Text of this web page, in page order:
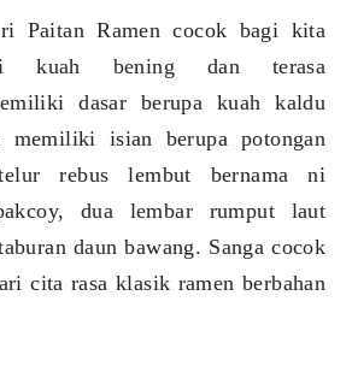
Paitan Ramen cocok bagi kita
kuah bening dan terasa
dasar berupa kuah kaldu
memiliki isian berupa potongan
rebus lembut bernama ni
dua lembar rumput laut
daun bawang. Sanga cocok
cita rasa klasik ramen berbahan